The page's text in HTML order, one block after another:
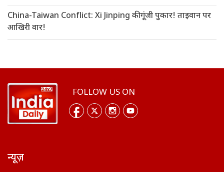
China-Taiwan Conflict: Xi Jinping की गूंजी पुकार! ताइवान पर
आखिरी वार!
FOLLOW US ON
न्यूज़